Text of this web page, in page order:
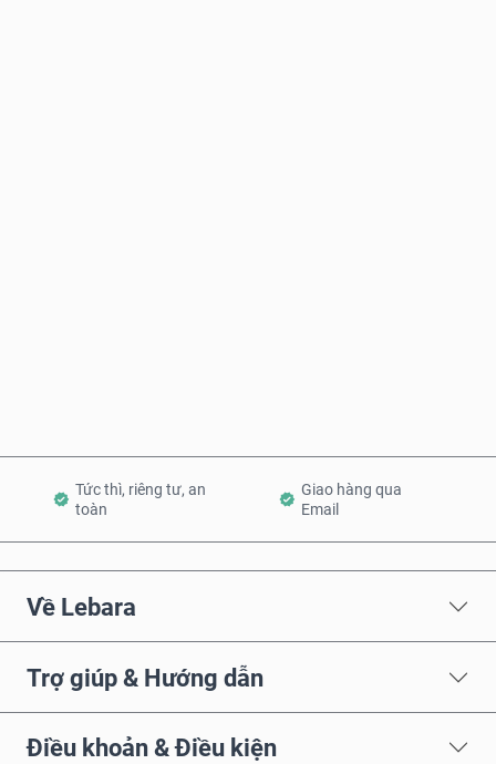
Tức thì, riêng tư, an
toàn
Giao hàng qua
Email
Về Lebara
Trợ giúp & Hướng dẫn
Điều khoản & Điều kiện